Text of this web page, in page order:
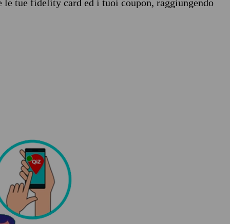
tue fidelity card ed i tuoi coupon, raggiungendo